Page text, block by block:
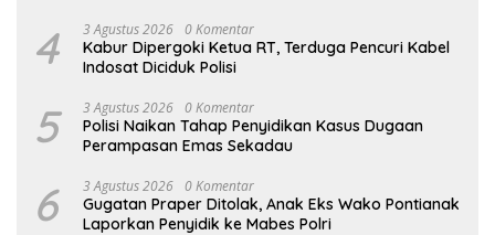
4 3 Agustus 2026 0 Komentar
Kabur Dipergoki Ketua RT, Terduga Pencuri Kabel
Indosat Diciduk Polisi
5 3 Agustus 2026 0 Komentar
Polisi Naikan Tahap Penyidikan Kasus Dugaan
Perampasan Emas Sekadau
6 3 Agustus 2026 0 Komentar
Gugatan Praper Ditolak, Anak Eks Wako Pontianak
Laporkan Penyidik ke Mabes Polri